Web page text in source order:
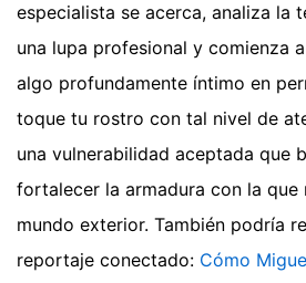
especialista se acerca, analiza la
una lupa profesional y comienza
algo profundamente íntimo en
toque tu rostro con tal nivel de
una vulnerabilidad aceptada que
fortalecer la armadura con la que
mundo exterior. También podría
reportaje conectado: Cómo